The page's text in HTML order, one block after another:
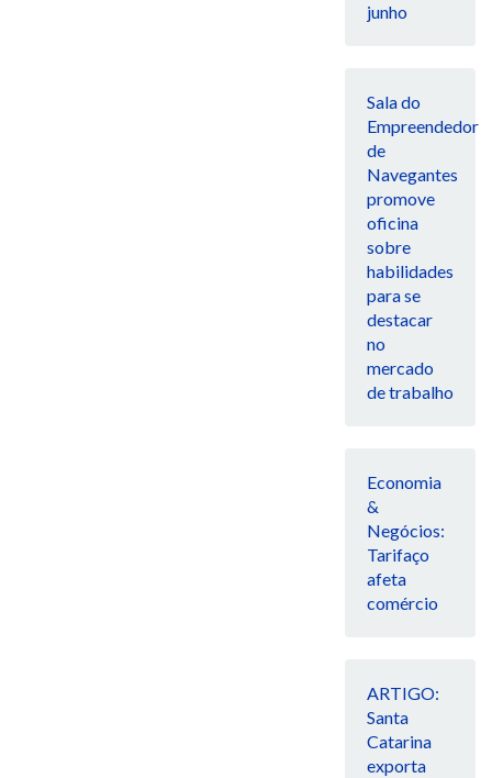
junho
Sala do
Empreendedor
de
Navegantes
promove
oficina
sobre
habilidades
para se
destacar
no
mercado
de trabalho
Economia
&
Negócios:
Tarifaço
afeta
comércio
ARTIGO:
Santa
Catarina
exporta